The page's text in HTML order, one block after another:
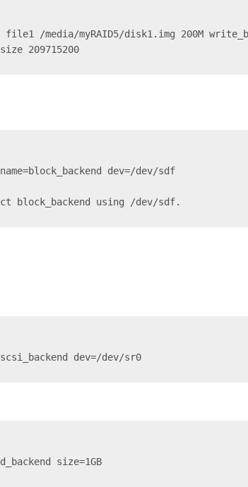
/media/myRAID5/disk1.img 200M
209715200
dev=/dev/sdf
block_backend using /dev/sdf.
dev=/dev/sr0
size=1GB